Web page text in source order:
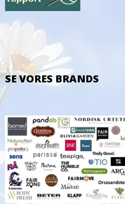
SE VORES BRANDS